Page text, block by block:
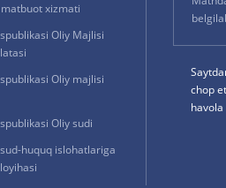
xizmati
Oliy Majlisi
Oliy majlisi
Oliy sudi
huquq islohatlariga
chop